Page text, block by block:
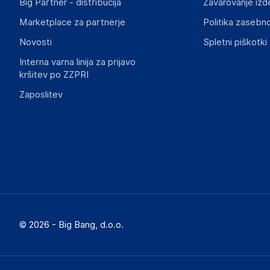
Big Partner - distribucija
Marketplace za partnerje
Novosti
Interna varna linija za prijavo
kršitev po ZZPRI
Zaposlitev
Zavarovanje
Politika
Spletni piškotki
© 2026 - Big Bang, d.o.o.